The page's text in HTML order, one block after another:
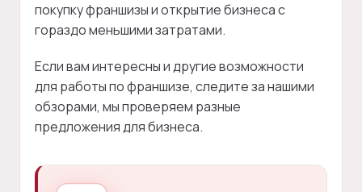
покупку франшизы и открытие бизнеса с
гораздо меньшими затратами.
Если вам интересны и другие возможности
для работы по франшизе, следите за нашими
обзорами, мы проверяем разные
предложения для бизнеса.